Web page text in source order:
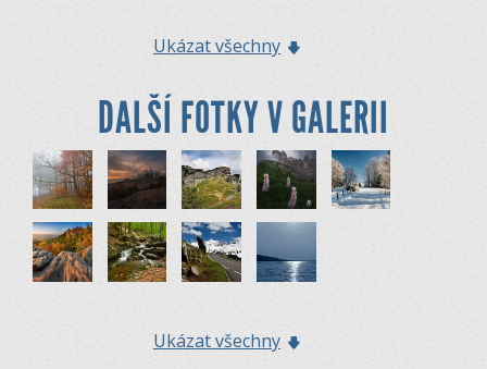
Ukázat všechny
DALŠÍ FOTKY V GALERII
Ukázat všechny